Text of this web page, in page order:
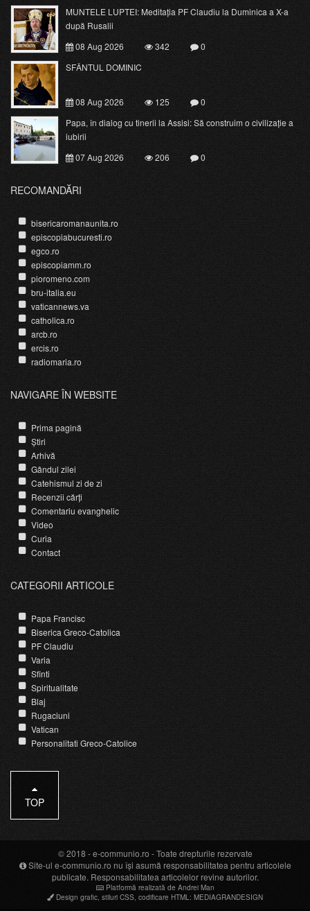
MUNTELE LUPTEI: Meditația PF Claudiu la Duminica a X-a
după Rusalii
08 Aug 2026
342
0
SFÂNTUL DOMINIC
08 Aug 2026 125
0
Papa, în dialog cu tinerii la Assisi: Să construim o civilizație a
iubirii
07 Aug 2026
206 0
RECOMANDĂRI
bisericaromanaunita.ro
episcopiabucuresti.ro
egco.ro
episcopiamm.ro
pioromeno.com
bru-italia.eu
vaticannews.va
catholica.ro
arcb.ro
ercis.ro
radiomaria.ro
NAVIGARE ÎN WEBSITE
Prima pagină
Știri
Arhivă
Gândul zilei
Catehismul zi de zi
Recenzii cărți
Comentariu evanghelic
Video
Curia
Contact
CATEGORII ARTICOLE
Papa Francisc
Biserica Greco-Catolica
PF Claudiu
Varia
Sfinti
Spiritualitate
Blaj
Rugaciuni
Vatican
Personalitati Greco-Catolice
TOP
© 2018 -e-communio.ro - Toate drepturile rezervate
Site-ul e-communio.ro nu își asumă responsabilitatea pentru articolele
publicate. Responsabilitatea articolelor revine autorilor.
Platformă realizată de Andrei Man
Design grafic stiluri CSS codificare HTML : MEDIAGRANDESIGN